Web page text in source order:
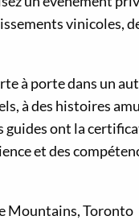
vinicoles,
à porte dans un
à des histoires
ont la
et des
Mountains, Toronto